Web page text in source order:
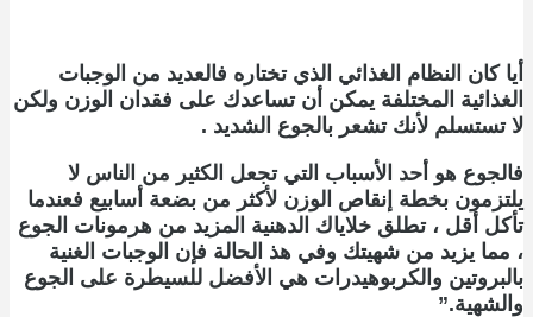
أيا كان النظام الغذائي الذي تختاره فالعديد من الوجبات
الغذائية المختلفة يمكن أن تساعدك على فقدان الوزن ولكن
لا تستسلم لأنك تشعر بالجوع الشديد .
فالجوع هو أحد الأسباب التي تجعل الكثير من الناس لا
يلتزمون بخطة إنقاص الوزن لأكثر من بضعة أسابيع فعندما
تأكل أقل ، تطلق خلاياك الدهنية المزيد من هرمونات الجوع
، مما يزيد من شهيتك وفي هذ الحالة فإن الوجبات الغنية
بالبروتين والكربوهيدرات هي الأفضل للسيطرة على الجوع
والشهية.”